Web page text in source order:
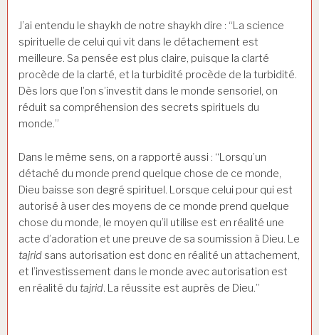
J’ai entendu le shaykh de notre shaykh dire : “La science
spirituelle de celui qui vit dans le détachement est
meilleure. Sa pensée est plus claire, puisque la clarté
procède de la clarté, et la turbidité procède de la turbidité.
Dès lors que l’on s’investit dans le monde sensoriel, on
réduit sa compréhension des secrets spirituels du
monde.”
Dans le même sens, on a rapporté aussi : “Lorsqu’un
détaché du monde prend quelque chose de ce monde,
Dieu baisse son degré spirituel. Lorsque celui pour qui est
autorisé à user des moyens de ce monde prend quelque
chose du monde, le moyen qu’il utilise est en réalité une
acte d’adoration et une preuve de sa soumission à Dieu. Le
tajrid sans autorisation est donc en réalité un attachement,
et l’investissement dans le monde avec autorisation est
en réalité du tajrid. La réussite est auprès de Dieu.”